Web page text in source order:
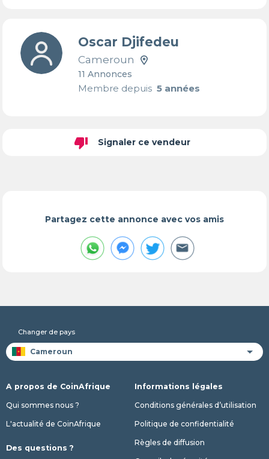
Oscar Djifedeu
Cameroun
11 Annonces
Membre depuis5 années
thumb_down Signaler ce vendeur
Partagez cette annonce avec vos amis
Changer de pays
A propos de CoinAfrique
Qui sommes nous ?
L'actualité de CoinAfrique
Des questions ?
Informations légales
Conditions générales d’utilisation
Politique de confidentialité
Règles de diffusion